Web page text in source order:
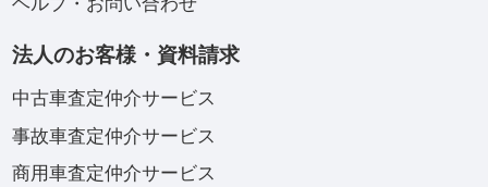
ヘルプ・お問い合わせ
法人のお客様・資料請求
中古車査定仲介サービス
事故車査定仲介サービス
商用車査定仲介サービス